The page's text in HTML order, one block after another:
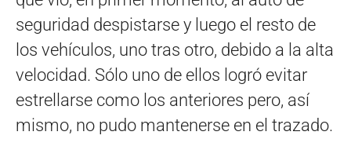
seguridad despistarse y luego el resto de
los vehículos, uno tras otro, debido a la alta
velocidad. Sólo uno de ellos logró evitar
estrellarse como los anteriores pero, así
mismo, no pudo mantenerse en el trazado.